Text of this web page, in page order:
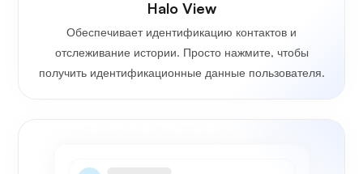
Halo View
Обеспечивает идентификацию контактов и
отслеживание истории. Просто нажмите, чтобы
получить идентификационные данные пользователя.